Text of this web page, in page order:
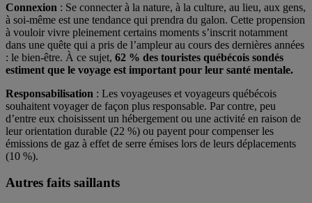
Connexion : Se connecter à la nature, à la culture, au lieu, aux gens,
à soi-même est une tendance qui prendra du galon. Cette propension
à vouloir vivre pleinement certains moments s’inscrit notamment
dans une quête qui a pris de l’ampleur au cours des dernières années
: le bien-être. À ce sujet, 62 % des touristes québécois sondés
estiment que le voyage est important pour leur santé mentale.
Responsabilisation : Les voyageuses et voyageurs québécois
souhaitent voyager de façon plus responsable. Par contre, peu
d’entre eux choisissent un hébergement ou une activité en raison de
leur orientation durable (22 %) ou payent pour compenser les
émissions de gaz à effet de serre émises lors de leurs déplacements
(10 %).
Autres faits saillants